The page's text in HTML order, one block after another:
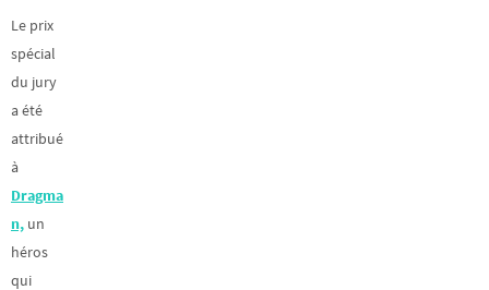
Le prix
spécial
du jury
a été
attribué
à
Dragma
n, un
héros
qui